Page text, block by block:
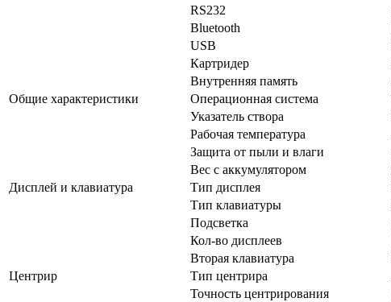
RS232
Bluetooth
USB
Картридер
Внутренняя память
Общие характеристики
Операционная система
Указатель створа
Рабочая температура
Защита от пыли и влаги
Вес с аккумулятором
Дисплей и клавиатура
Тип дисплея
Тип клавиатуры
Подсветка
Кол-во дисплеев
Вторая клавиатура
Центрир
Тип центрира
Точность центрирования